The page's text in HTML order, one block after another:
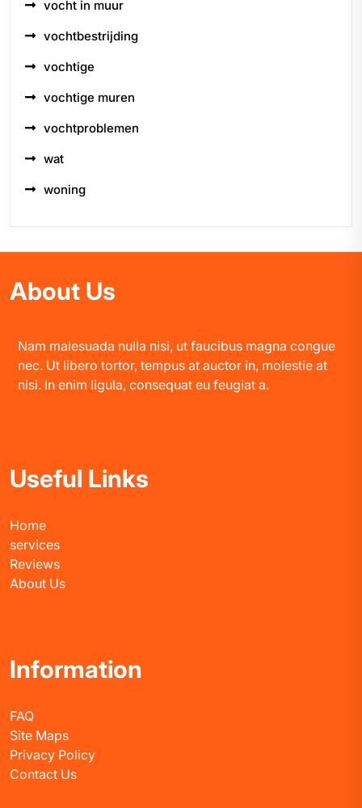
vocht in muur
vochtbestrijding
vochtige
vochtige muren
vochtproblemen
wat
woning
About Us
Nam malesuada nulla nisi, ut faucibus magna congue
nec. Ut libero tortor, tempus at auctor in, molestie at
nisi. In enim ligula, consequat eu feugiat a.
Useful Links
Home
services
Reviews
About Us
Information
FAQ
Site Maps
Privacy Policy
Contact Us